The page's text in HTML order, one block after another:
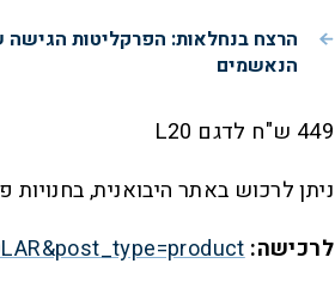
הרצח בנחלאות: הפרקליטות
הנאשמים
449 ש"ח לדגם L20
ניתן לרכוש באתר היבואנית,
לרכישה: